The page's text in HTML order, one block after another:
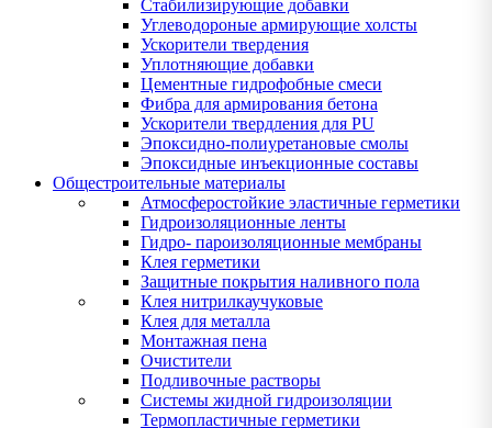
Стабилизирующие добавки
Углеводороные армирующие холсты
Ускорители твердения
Уплотняющие добавки
Цементные гидрофобные смеси
Фибра для армирования бетона
Ускорители твердления для PU
Эпоксидно-полиуретановые смолы
Эпоксидные инъекционные составы
Общестроительные материалы
Атмосферостойкие эластичные герметики
Гидроизоляционные ленты
Гидро- пароизоляционные мембраны
Клея герметики
Защитные покрытия наливного пола
Клея нитрилкаучуковые
Клея для металла
Монтажная пена
Очистители
Подливочные растворы
Системы жидной гидроизоляции
Термопластичные герметики